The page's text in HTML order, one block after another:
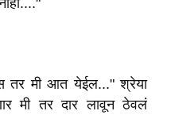
तर मी आत येईल..." श्रेया
मी तर दार लावून ठेवलं